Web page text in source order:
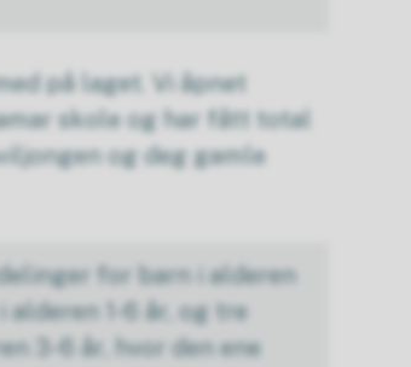
på laget. Vi åpnet
skole og har fått total
og deg gamle
for barn i alderen
alderen 1-6 år, og tre
3-6 år, hvor den ene